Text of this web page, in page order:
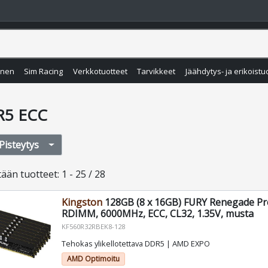
Sim Racing Verkkotuotteet Tarvikkeet Jäähdytys- ja
ECC
Pisteytys
tuotteet: 1 - 25 / 28
Kingston128GB (8 x 16GB) FURY Renegade
RDIMM, 6000MHz, ECC, CL32, 1.35V, musta
KF560R32RBEK8-128
Tehokas ylikellotettava DDR5 | AMD EXPO
AMD Optimoitu